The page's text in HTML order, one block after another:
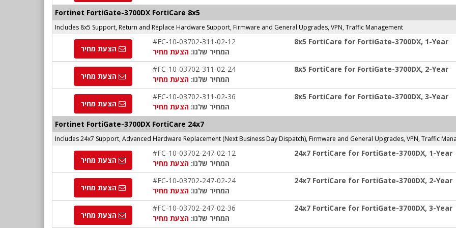
Fortinet FortiGate-3700DX FortiCare 8x5
Includes 8x5 Support, Return and Replace Hardware Support, Firmware and General Upgrades, VPN, Traffic Management
8x5 FortiCare for FortiGate-3700DX, 1-Year
#FC-10-03702-311-02-12
המחיר שלנו: הצעת מחיר הצעת מחיר
8x5 FortiCare for FortiGate-3700DX, 2-Year
#FC-10-03702-311-02-24
המחיר שלנו: הצעת מחיר הצעת מחיר
8x5 FortiCare for FortiGate-3700DX, 3-Year
#FC-10-03702-311-02-36
המחיר שלנו: הצעת מחיר הצעת מחיר
Fortinet FortiGate-3700DX FortiCare 24x7
Includes 24x7 Support, Advanced Hardware Replacement (Next Business Day Dispatch), Firmware and General Upgrades, VPN, Traffic
24x7 FortiCare for FortiGate-3700DX, 1-Year
#FC-10-03702-247-02-12
המחיר שלנו: הצעת מחיר הצעת מחיר
24x7 FortiCare for FortiGate-3700DX, 2-Year
#FC-10-03702-247-02-24
המחיר שלנו: הצעת מחיר הצעת מחיר
24x7 FortiCare for FortiGate-3700DX, 3-Year
#FC-10-03702-247-02-36
המחיר שלנו: הצעת מחיר הצעת מחיר